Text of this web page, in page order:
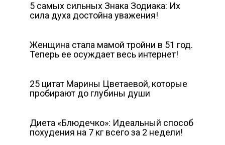
5 самых сильных Знака Зодиака: Их
сила духа достойна уважения!
Женщина стала мамой тройни в 51 год.
Теперь ее осуждает весь интернет!
25 цитат Марины Цветаевой, которые
пробирают до глубины души
Диета «Блюдечко»: Идеальный способ
похудения на 7 кг всего за 2 недели!